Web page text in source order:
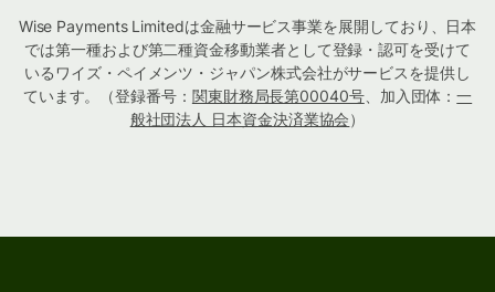
Wise Payments Limitedは金融サービス事業を展開しており、日本
では第一種および第二種資金移動業者として登録・認可を受けて
いるワイズ・ペイメンツ・ジャパン株式会社がサービスを提供し
ています。（登録番号： 関東財務局長第00040号、加入団体：一
般社団法人 日本資金決済業協会）